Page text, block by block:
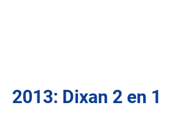
2013: Dixan 2 en 1